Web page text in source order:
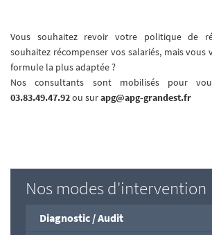
Vous souhaitez revoir votre politique de
souhaitez récompenser vos salariés, mais vous
formule la plus adaptée ?
Nos consultants sont mobilisés pour
03.83.49.47.92ou surapg@apg-grandest.fr
Nos modes d'intervention
Diagnostic / Audit